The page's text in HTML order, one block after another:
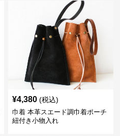
¥4,380 (税込)
巾着 本革スエード調巾着ポーチ
紐付き小物入れ